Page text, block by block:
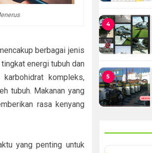
berbagai jenis
energi tubuh dan
kompleks,
tubuh. Makanan yang
rasa kenyang
yang penting untuk
4
5